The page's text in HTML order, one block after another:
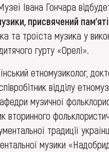
Івана Гончара
присвячений
та троїста музика у
гурту «Орелі».
етномузиколог,
відділу
музичної
вторинного
традиції
музики